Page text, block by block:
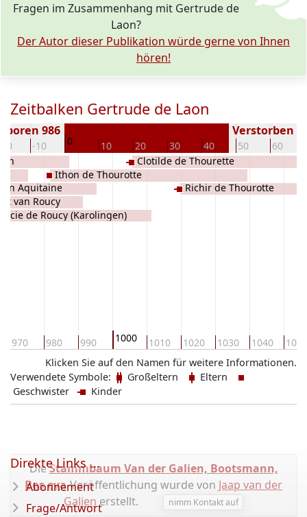
Fragen im Zusammenhang mit Gertrude de
Laon?
Der Autor dieser Publikation würde gerne von Ihnen
hören!
Zeitbalken Gertrude de Laon
-10 0 10 20 30 40 50 60
986 Verstorben (
970 980 990 1000 1010 1020 1030 1040 1050
Aquitaine
van Roucy
de Roucy (Karolingen)
Ithon de Thourotte
Clotilde de Thourette
Richir de Thourotte
Klicken Sie auf den Namen für weitere Informationen.
Verwendete Symbole:
Großeltern
Eltern
Geschwister
Kinder
DieStammbaum Van der Galien, Bootsmann,
Bos eva-Veröffentlichung wurde von Jaap van der
Galienerstellt. nimm Kontakt auf
Direkte Links ...
Abonnement
Frage/Antwort